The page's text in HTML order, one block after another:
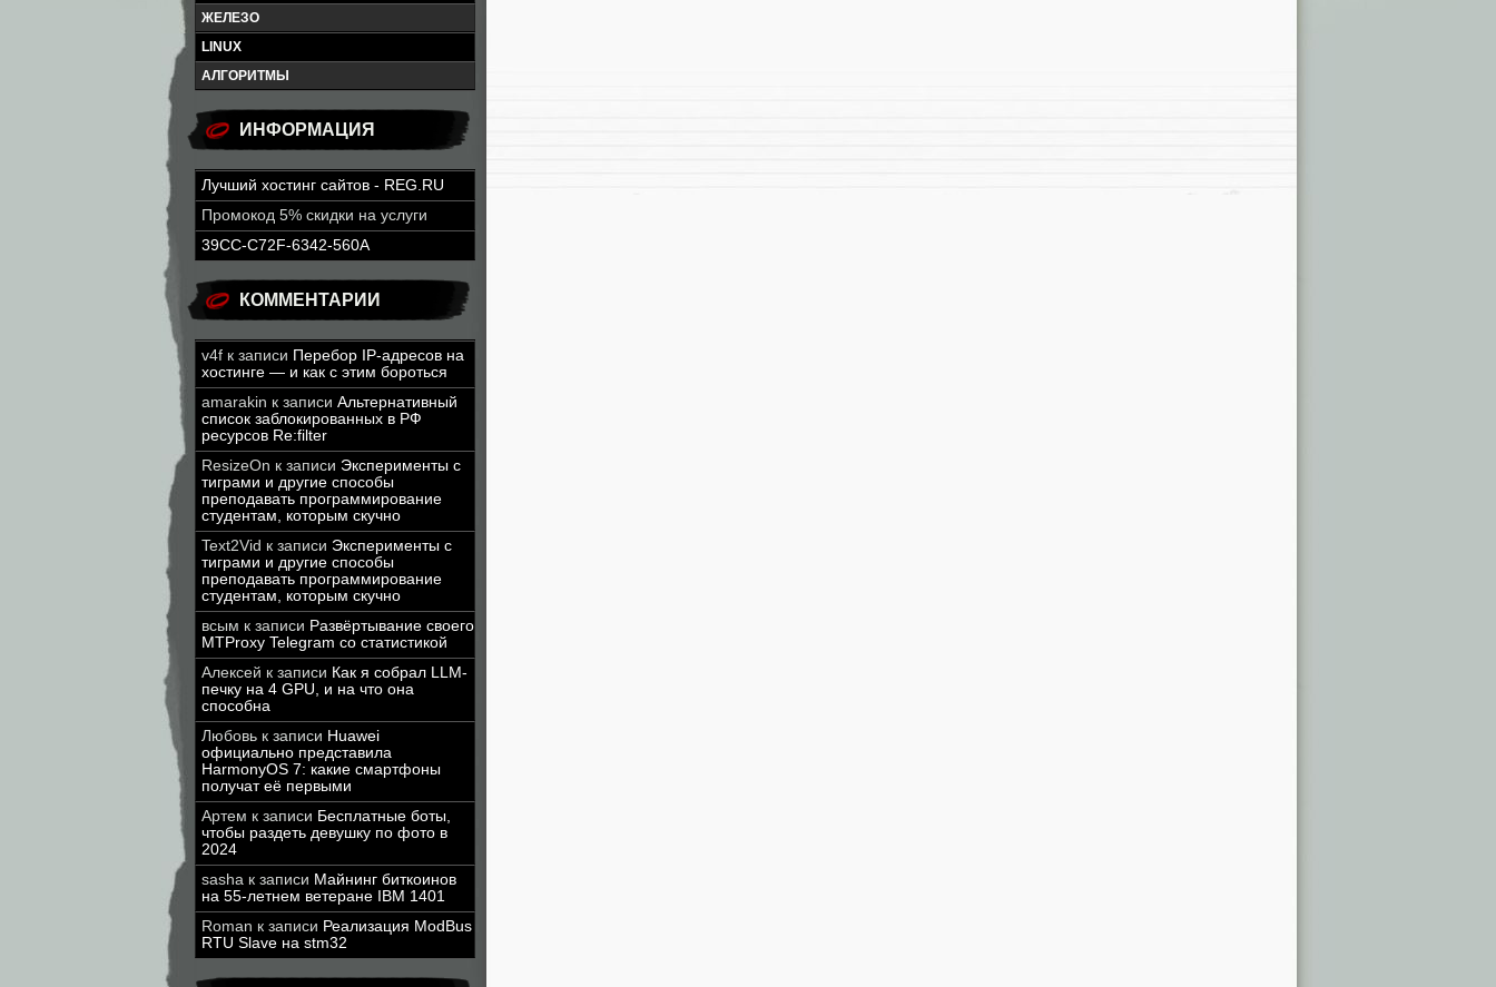
ЖЕЛЕЗО
LINUX
АЛГОРИТМЫ
ИНФОРМАЦИЯ
Лучший хостинг сайтов - REG.RU
Промокод 5% скидки на услуги
39CC-C72F-6342-560A
КОММЕНТАРИИ
v4f к записи Перебор IP-адресов на
хостинге — и как с этим бороться
amarakin к записи Альтернативный
список заблокированных в РФ
ресурсов Re:filter
ResizeOn к записи Эксперименты с
тиграми и другие способы
преподавать программирование
студентам, которым скучно
Text2Vid к записи Эксперименты с
тиграми и другие способы
преподавать программирование
студентам, которым скучно
всым к записи Развёртывание своего
MTProxy Telegram со статистикой
Алексей к записи Как я собрал LLM-
печку на 4 GPU, и на что она
способна
Любовь к записи Huawei
официально представила
HarmonyOS 7: какие смартфоны
получат её первыми
Артем к записи Бесплатные боты,
чтобы раздеть девушку по фото в
2024
sasha к записи Майнинг биткоинов
на 55-летнем ветеране IBM 1401
Roman к записи Реализация ModBus
RTU Slave на stm32